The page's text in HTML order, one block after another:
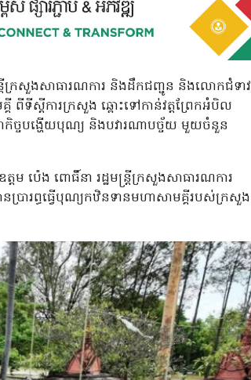
រីក្រសួងសាធារណការ និងដឹកជញ្ជូន និងលោកជំទាវ
ពីទីស្ដីការក្រសួង ឆ្ពោះទៅកាន់វត្តព្រែកអំបិល
ាកិច្ចបង្ហើយបុណ្យ និងបវារណាបច្ច័យ មួយចំនួន
ប៉េង ពោធិ៍នា រដ្ឋមន្ត្រីក្រសួងសាធារណការ
ប្រារព្ធធ្វើបុណ្យកឋិនទានមហាសាមគ្គីរបស់ក្រសួង